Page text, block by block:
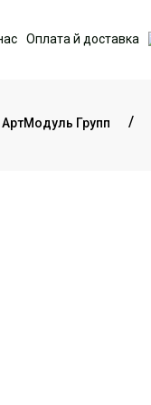
Оплата й доставка
АртМодуль Групп